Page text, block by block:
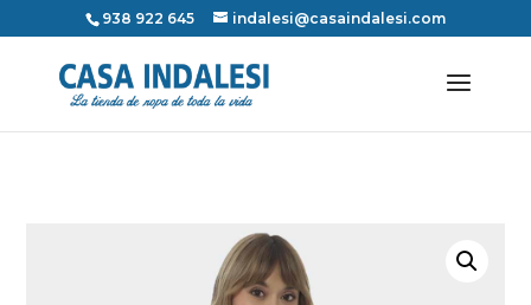
938 922 645 indalesi@casaindalesi.com